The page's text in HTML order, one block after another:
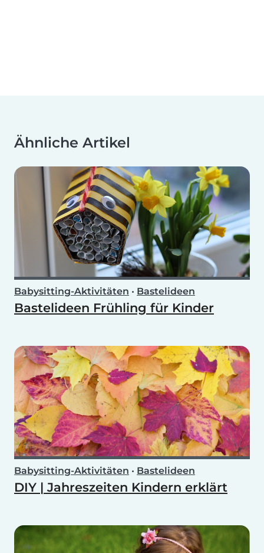
Ähnliche Artikel
Babysitting-Aktivitäten • Bastelideen
Bastelideen Frühling für Kinder
Babysitting-Aktivitäten • Bastelideen
DIY | Jahreszeiten Kindern erklärt